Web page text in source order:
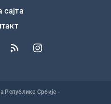
Републике Србије -